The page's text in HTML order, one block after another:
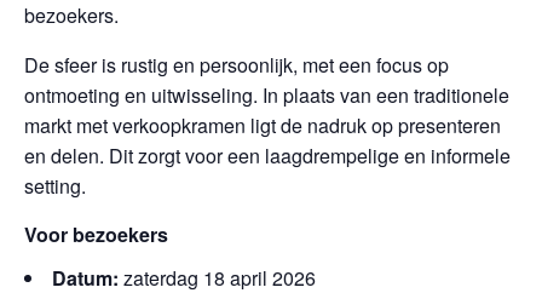
bezoekers.
De sfeer is rustig en persoonlijk, met een focus op
ontmoeting en uitwisseling. In plaats van een traditionele
markt met verkoopkramen ligt de nadruk op presenteren
en delen. Dit zorgt voor een laagdrempelige en informele
setting.
Voor bezoekers
Datum: zaterdag 18 april 2026